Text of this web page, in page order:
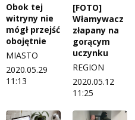
Obok tej
witryny nie
mógł przejść
obojętnie
MIASTO
2020.05.29
11:13
[FOTO]
Włamywacz
złapany na
gorącym
uczynku
REGION
2020.05.12
11:25